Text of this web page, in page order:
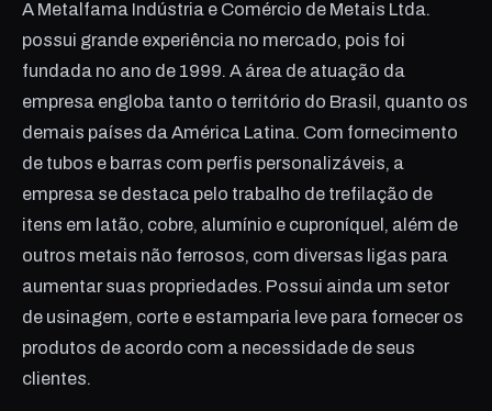
A Metalfama Indústria e Comércio de Metais Ltda.
possui grande experiência no mercado, pois foi
fundada no ano de 1999. A área de atuação da
empresa engloba tanto o território do Brasil, quanto os
demais países da América Latina. Com fornecimento
de tubos e barras com perfis personalizáveis, a
empresa se destaca pelo trabalho de trefilação de
itens em latão, cobre, alumínio e cuproníquel, além de
outros metais não ferrosos, com diversas ligas para
aumentar suas propriedades. Possui ainda um setor
de usinagem, corte e estamparia leve para fornecer os
produtos de acordo com a necessidade de seus
clientes.